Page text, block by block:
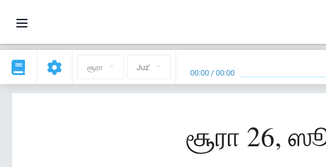
சூரா Juz' 00:00 /00:00
சூரா 26,